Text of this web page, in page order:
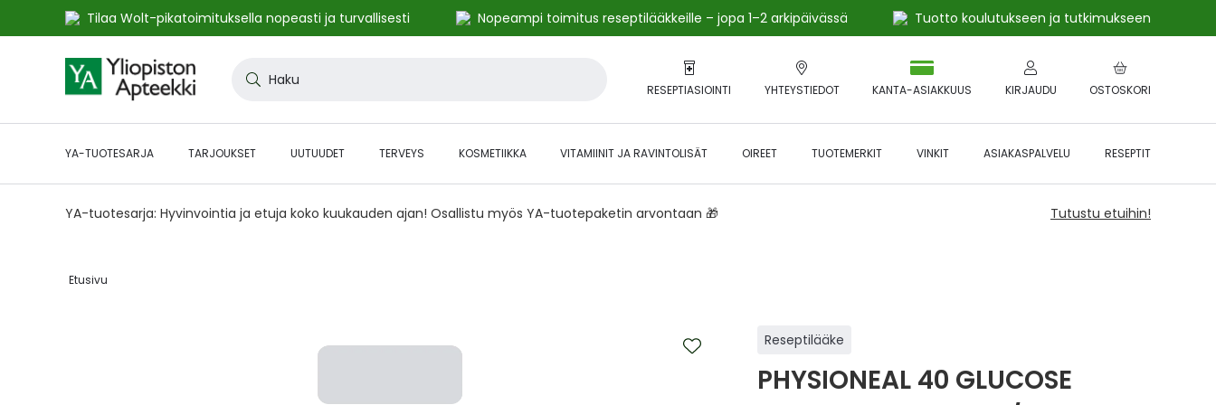
Tilaa Wolt-pikatoimituksella nopeasti ja turvallisesti Nopeampi toimitus reseptilääkkeille – jopa 1–2 arkipäivässä
Tuotto koulutukseen ja tutkimukseen
to
Content
RESEPTIASIOINTI YHTEYSTIEDOT OSTOSKORI
KANTA-ASIAKKUUS KIRJAUDU
YA-TUOTESARJA TARJOUKSET UUTUUDET TERVEYS KOSMETIIKKA VITAMIINIT JA RAVINTOLISÄT OIREET TUOTEMERKIT VINKIT ASIAKASPALVELU RESEPTIT
YA-tuotesarja: Hyvinvointia ja etuja koko kuukauden ajan! Osallistu myös YA-tuotepaketin arvontaan 🎁 Tutustu etuihin!
Etusivu‎
Reseptilääke
PHYSIONEAL 40 GLUCOSE